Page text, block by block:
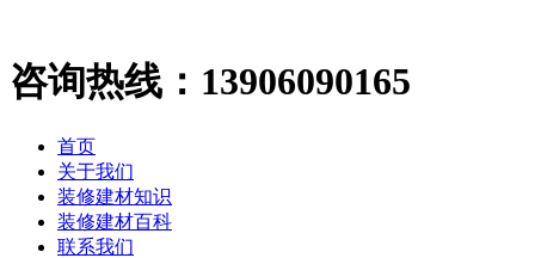
咨询热线： 13906090165
首页
关于我们
装修建材知识
装修建材百科
联系我们